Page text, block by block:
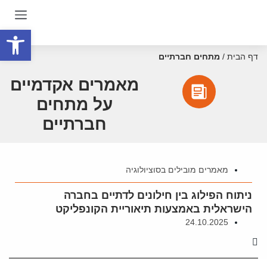
דף הבית / מתחים חברתיים
מאמרים אקדמיים
על מתחים
חברתיים
מאמרים מובילים בסוציולוגיה
ניתוח הפילוג בין חילונים לדתיים בחברה
הישראלית באמצעות תיאוריית הקונפליקט
24.10.2025
פתח